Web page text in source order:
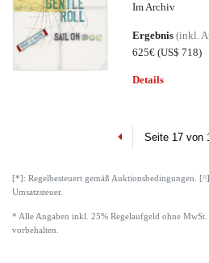
Im Archiv
Ergebnis(inkl.
625€(US$ 718)
Details
PreviousSeite 17 von
[*]: Regelbesteuert gemäß Auktionsbedingungen.
Umsatzsteuer.
* Alle Angaben inkl. 25% Regelaufgeld ohne
vorbehalten.